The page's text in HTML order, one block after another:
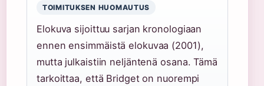
TOIMITUKSEN HUOMAUTUS
Elokuva sijoittuu sarjan kronologiaan
ennen ensimmäistä elokuvaa (2001),
mutta julkaistiin neljäntenä osana. Tämä
tarkoittaa, että Bridget on nuorempi